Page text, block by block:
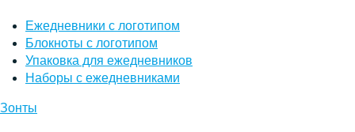
Ежедневники с логотипом
Блокноты с логотипом
Упаковка для ежедневников
Наборы с ежедневниками
Зонты